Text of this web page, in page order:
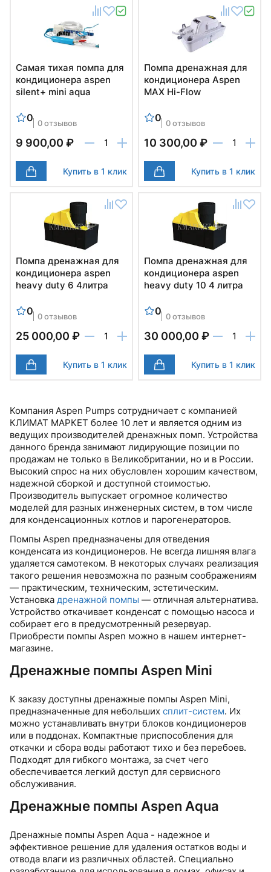
Самая тихая помпа для
кондиционера aspen
silent+ mini aqua
0 0 отзывов
9 900,00 ₽
Купить в 1 клик
Помпа дренажная для
кондиционера Aspen
MAX Hi-Flow
0 0 отзывов
10 300,00 ₽
Купить в 1 клик
Помпа дренажная для
кондиционера aspen
heavy duty 6 4литра
0 0 отзывов
25 000,00 ₽
Купить в 1 клик
Помпа дренажная для
кондиционера aspen
heavy duty 10 4 литра
0 0 отзывов
30 000,00 ₽
Купить в 1 клик
Компания Aspen Pumps сотрудничает с компанией
КЛИМАТ МАРКЕТ более 10 лет и является одним из
ведущих производителей дренажных помп. Устройства
данного бренда занимают лидирующие позиции по
продажам не только в Великобритании, но и в России.
Высокий спрос на них обусловлен хорошим качеством,
надежной сборкой и доступной стоимостью.
Производитель выпускает огромное количество
моделей для разных инженерных систем, в том числе
для конденсационных котлов и парогенераторов.
Помпы Aspen предназначены для отведения
конденсата из кондиционеров. Не всегда лишняя влага
удаляется самотеком. В некоторых случаях реализация
такого решения невозможна по разным соображениям
— практическим, техническим, эстетическим.
Установка дренажной помпы — отличная альтернатива.
Устройство откачивает конденсат с помощью насоса и
собирает его в предусмотренный резервуар.
Приобрести помпы Aspen можно в нашем интернет-
магазине.
Дренажные помпы Aspen Mini
К заказу доступны дренажные помпы Aspen Mini,
предназначенные для небольших сплит-систем. Их
можно устанавливать внутри блоков кондиционеров
или в поддонах. Компактные приспособления для
откачки и сбора воды работают тихо и без перебоев.
Подходят для гибкого монтажа, за счет чего
обеспечивается легкий доступ для сервисного
обслуживания.
Дренажные помпы Aspen Aqua
Дренажные помпы Aspen Aqua - надежное и
эффективное решение для удаления остатков воды и
отвода влаги из различных областей. Специально